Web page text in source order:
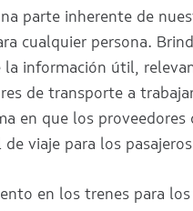
parte inherente de
cualquier persona.
información útil,
de transporte a
en que los
viaje para los
en los trenes para